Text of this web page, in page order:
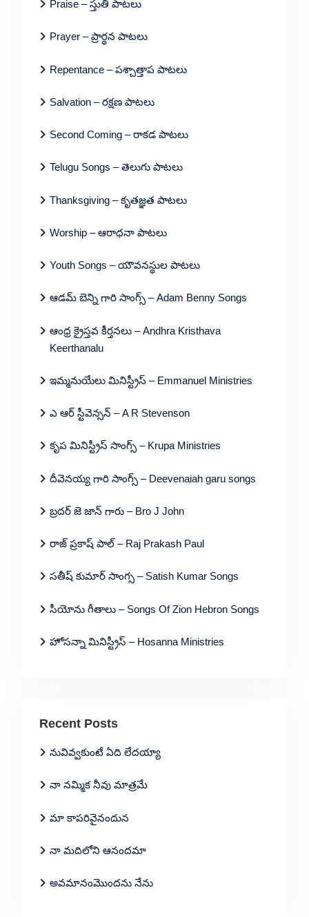
Praise – స్తుతి పాటలు
Prayer – ప్రార్థన పాటలు
Repentance – పశ్చాత్తాప పాటలు
Salvation – రక్షణ పాటలు
Second Coming – రాకడ పాటలు
Telugu Songs – తెలుగు పాటలు
Thanksgiving – కృతజ్ఞత పాటలు
Worship – ఆరాధనా పాటలు
Youth Songs – యౌవనస్థుల పాటలు
ఆడమ్ బెన్ని గారి సాంగ్స్ – Adam Benny Songs
ఆంధ్ర క్రైస్తవ కీర్తనలు – Andhra Kristhava
Keerthanalu
ఇమ్మనుయేలు మినిస్ట్రీస్ – Emmanuel Ministries
ఎ ఆర్ స్టీవెన్సన్ – A R Stevenson
కృప మినిస్ట్రీస్ సాంగ్స్ – Krupa Ministries
దీవెనయ్య గారి సాంగ్స్ – Deevenaiah garu songs
బ్రదర్ జె జాన్ గారు – Bro J John
రాజ్ ప్రకాష్ పాల్ – Raj Prakash Paul
సతీష్ కుమార్ సాంగ్స – Satish Kumar Songs
సీయోను గీతాలు – Songs Of Zion Hebron Songs
హోసన్నా మినిస్ట్రీస్ – Hosanna Ministries
Recent Posts
నువివ్వకుంటే ఏది లేదయ్యా
నా నమ్మిక నీవు మాత్రమే
మా కాపరివైనందున
నా మదిలోని ఆనందమా
అవమానంమొందను నేను